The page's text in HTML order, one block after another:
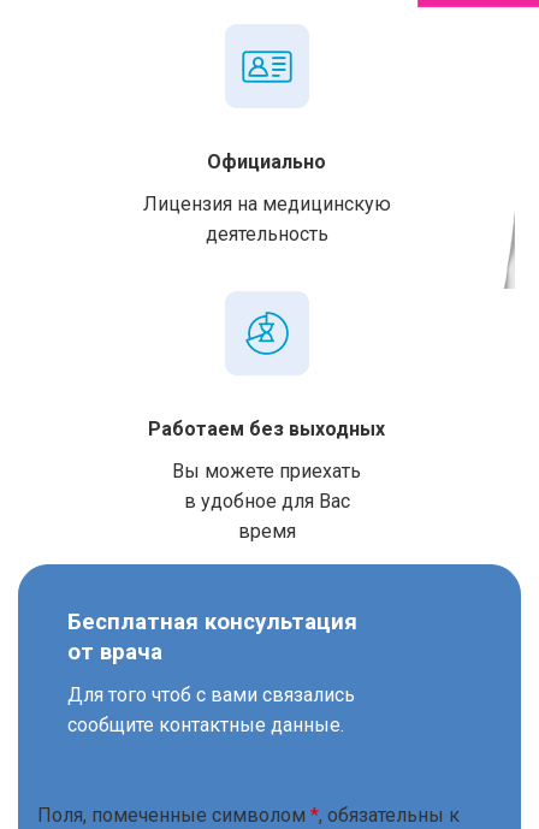
Официально
Лицензия на медицинскую
деятельность
Работаем без выходных
Вы можете приехать
в удобное для Вас
время
Бесплатная консультация
от врача
Для того чтоб с вами связались
сообщите контактные данные.
Поля, помеченные символом *, обязательны к